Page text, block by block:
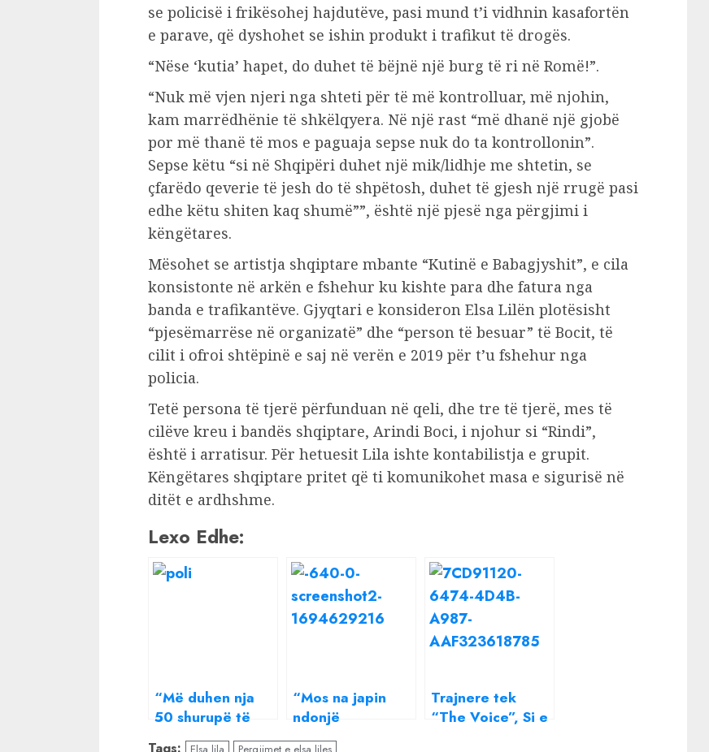
se policisë i frikësohej hajdutëve, pasi mund t’i vidhnin kasafortën
e parave, që dyshohet se ishin produkt i trafikut të drogës.
“Nëse ‘kutia’ hapet, do duhet të bëjnë një burg të ri në Romë!”.
“Nuk më vjen njeri nga shteti për të më kontrolluar, më njohin,
kam marrëdhënie të shkëlqyera. Në një rast “më dhanë një gjobë
por më thanë të mos e paguaja sepse nuk do ta kontrollonin”.
Sepse këtu “si në Shqipëri duhet një mik/lidhje me shtetin, se
çfarëdo qeverie të jesh do të shpëtosh, duhet të gjesh një rrugë pasi
edhe këtu shiten kaq shumë””, është një pjesë nga përgjimi i
këngëtares.
Mësohet se artistja shqiptare mbante “Kutinë e Babagjyshit”, e cila
konsistonte në arkën e fshehur ku kishte para dhe fatura nga
banda e trafikantëve. Gjyqtari e konsideron Elsa Lilën plotësisht
“pjesëmarrëse në organizatë” dhe “person të besuar” të Bocit, të
cilit i ofroi shtëpinë e saj në verën e 2019 për t’u fshehur nga
policia.
Tetë persona të tjerë përfunduan në qeli, dhe tre të tjerë, mes të
cilëve kreu i bandës shqiptare, Arindi Boci, i njohur si “Rindi”,
është i arratisur. Për hetuesit Lila ishte kontabilistja e grupit.
Këngëtares shqiptare pritet që ti komunikohet masa e sigurisë në
ditët e ardhshme.
Lexo Edhe:
“Më duhen nja
50 shurupë të
tjerë”, zbardhen
“Mos na japin
ndonjë
kakërdhi”/
Trajnere tek
“The Voice”, Si e